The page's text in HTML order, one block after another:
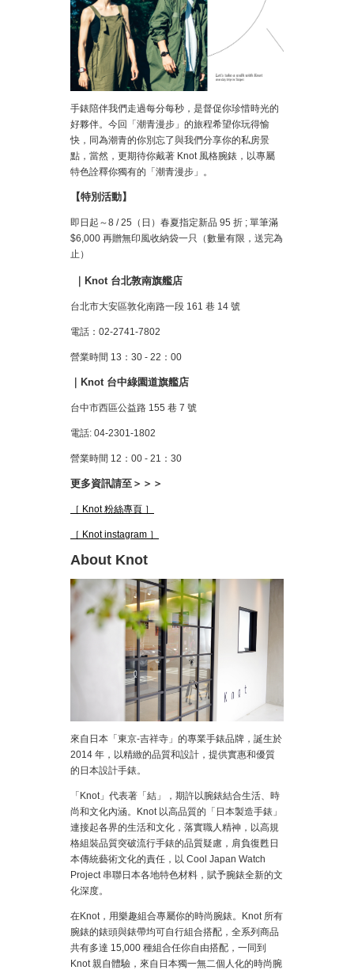
手錶陪伴我們走過每分每秒，是督促你珍惜時光的
好夥伴。今回「潮青漫步」的旅程希望你玩得愉
快，同為潮青的你別忘了與我們分享你的私房景
點，當然，更期待你戴著 Knot 風格腕錶，以專屬
特色詮釋你獨有的「潮青漫步」。
【特別活動】
即日起～8 / 25（日）春夏指定新品 95 折 ; 單筆滿
$6,000 再贈無印風收納袋一只（數量有限，送完為
止）
｜Knot 台北敦南旗艦店
台北市大安區敦化南路一段 161 巷 14 號
電話：02-2741-7802
營業時間 13：30 - 22：00
｜Knot 台中綠園道旗艦店
台中市西區公益路 155 巷 7 號
電話: 04-2301-1802
營業時間 12：00 - 21：30
更多資訊請至＞＞＞
［ Knot 粉絲專頁 ］
［ Knot instagram ］
About Knot
來自日本「東京-吉祥寺」的專業手錶品牌，誕生於
2014 年，以精緻的品質和設計，提供實惠和優質
的日本設計手錶。
「Knot」代表著「結」，期許以腕錶結合生活、時
尚和文化內涵。Knot 以高品質的「日本製造手錶」
連接起各界的生活和文化，落實職人精神，以高規
格組裝品質突破流行手錶的品質疑慮，肩負復甦日
本傳統藝術文化的責任，以 Cool Japan Watch
Project 串聯日本各地特色材料，賦予腕錶全新的文
化深度。
在Knot，用樂趣組合專屬你的時尚腕錶。Knot 所有
腕錶的錶頭與錶帶均可自行組合搭配，全系列商品
共有多達 15,000 種組合任你自由搭配，一同到
Knot 親自體驗，來自日本獨一無二個人化的時尚腕